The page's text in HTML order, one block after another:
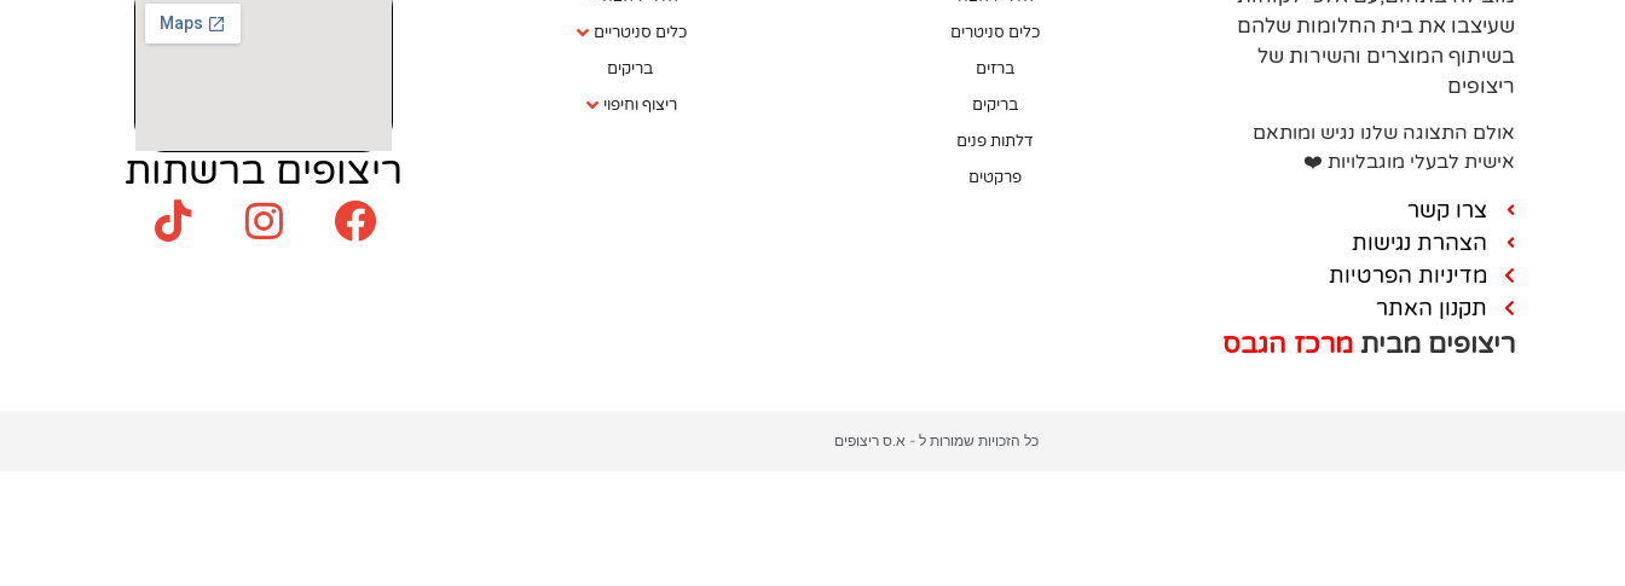
שעיצבו את בית החלומות שלהם
בשיתוף המוצרים והשירות של
ריצופים
אולם התצוגה שלנו נגיש ומותאם
אישית לבעלי מוגבלויות ❤️
צרו קשר
הצהרת נגישות
מדיניות הפרטיות
תקנון האתר
ריצופים מביתמרכז הגבס
כלים סניטרים
ברזים
בריקים
דלתות פנים
פרקטים
כלים סניטריים
בריקים
ריצוף וחיפוי
ריצופים ברשתות
כל הזכויות שמורות ל - א.ס ריצופים